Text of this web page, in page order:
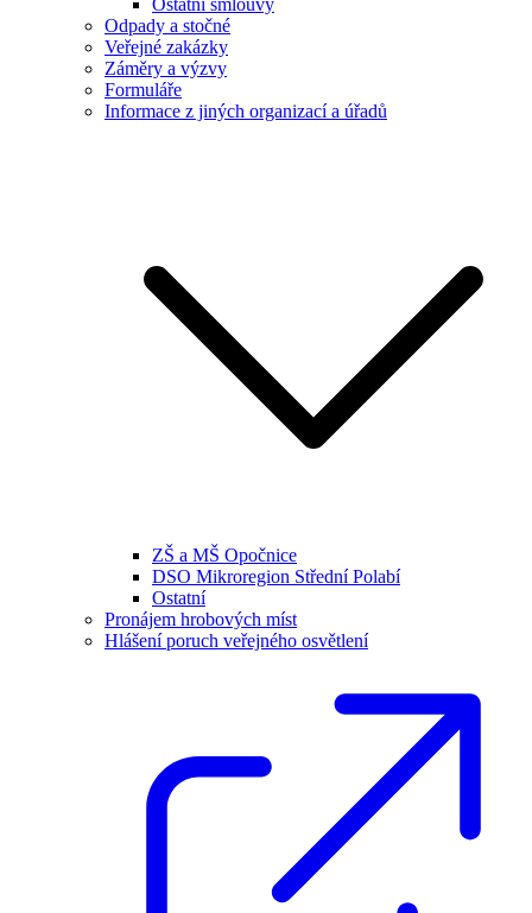
Ostatní smlouvy
Odpady a stočné
Veřejné zakázky
Záměry a výzvy
Formuláře
Informace z jiných organizací a úřadů
ZŠ a MŠ Opočnice
DSO Mikroregion Střední Polabí
Ostatní
Pronájem hrobových míst
Hlášení poruch veřejného osvětlení